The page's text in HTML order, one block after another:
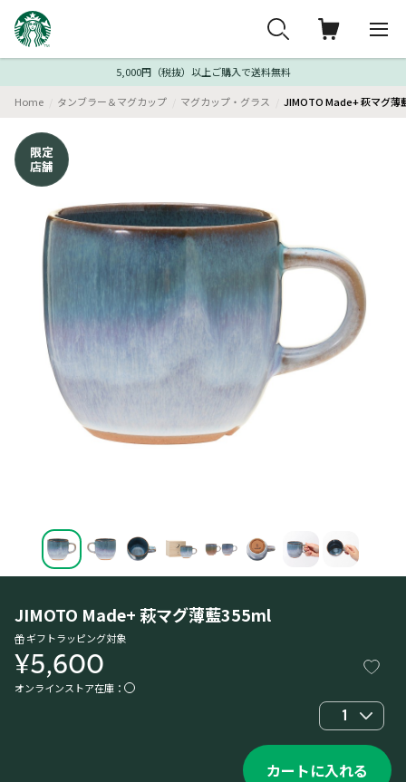
5,000円（税抜）以上ご購入で送料無料
Home タンブラー＆マグカップ マグカップ・グラス JIMOTO Made+ 萩マグ薄
限定
店舗
JIMOTO Made+ 萩マグ薄藍355ml
ギフトラッピング対象
¥5,600
オンラインストア在庫：
1
カートに入れる